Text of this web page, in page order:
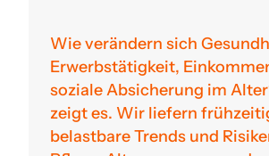
Wie verändern sich
Erwerbstätigkeit,
soziale Absicherung im
zeigt es. Wir liefern
belastbare Trends und